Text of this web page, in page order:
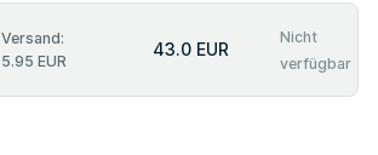
Versand:
5.95 EUR
43.0 EUR
Nicht
verfügbar